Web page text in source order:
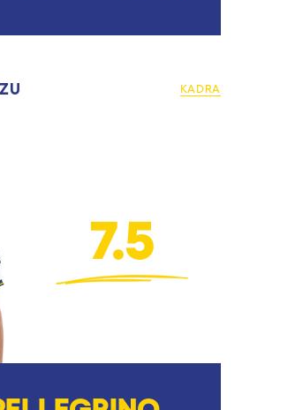
KADRA
7.5